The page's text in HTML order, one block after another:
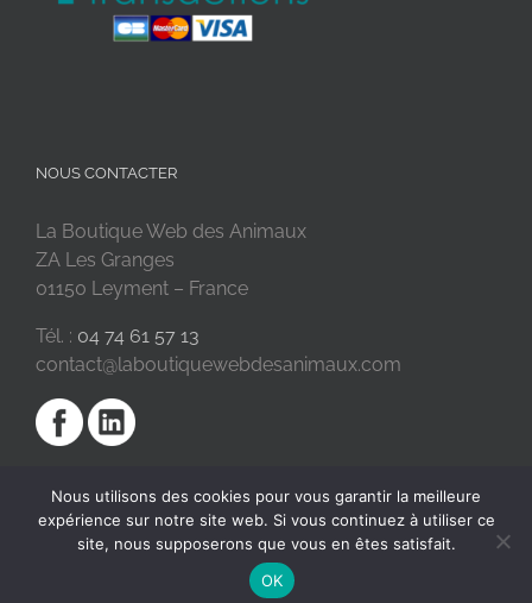
NOUS CONTACTER
La Boutique Web des Animaux
ZA Les Granges
01150 Leyment – France
Tél. : 04 74 61 57 13
contact@laboutiquewebdesanimaux.com
2018 © La Boutique Web des Animaux | Réalisé par
Nous utilisons des cookies pour vous garantir la meilleure
expérience sur notre site web. Si vous continuez à utiliser ce
site, nous supposerons que vous en êtes satisfait.
OK